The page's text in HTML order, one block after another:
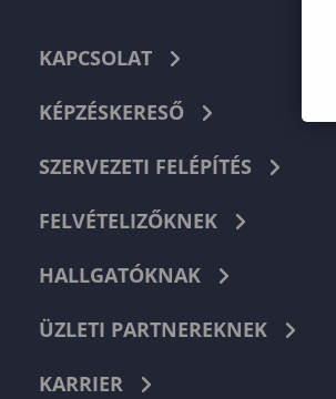
KAPCSOLAT
KÉPZÉSKERESŐ
SZERVEZETI FELÉPÍTÉS
FELVÉTELIZŐKNEK
HALLGATÓKNAK
ÜZLETI PARTNEREKNEK
KARRIER